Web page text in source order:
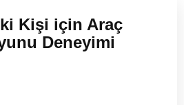
Kişi için Araç
Deneyimi